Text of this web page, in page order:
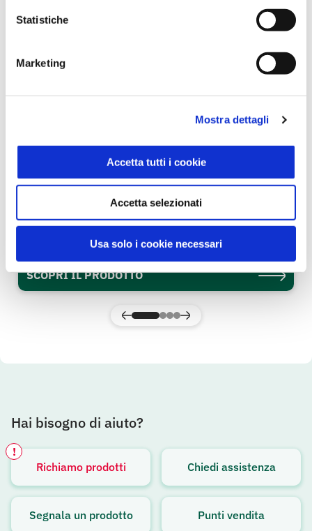
Statistiche
Marketing
Mostra dettagli
Accetta tutti i cookie
Accetta selezionati
Usa solo i cookie necessari
Punte di asparagi Surgelate 300 g
SCOPRI IL PRODOTTO
Hai bisogno di aiuto?
Richiamo prodotti
!
Avviso attivo
Chiedi assistenza
Segnala un prodotto Punti vendita